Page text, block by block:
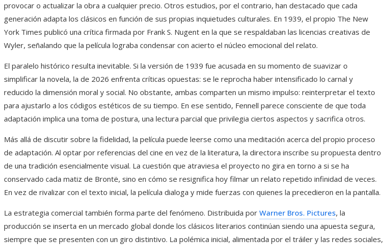
provocar o actualizar la obra a cualquier precio. Otros estudios, por el contrario, han destacado que cada
generación adapta los clásicos en función de sus propias inquietudes culturales. En 1939, el propio The New
York Times publicó una crítica firmada por Frank S. Nugent en la que se respaldaban las licencias creativas de
Wyler, señalando que la película lograba condensar con acierto el núcleo emocional del relato.
El paralelo histórico resulta inevitable. Si la versión de 1939 fue acusada en su momento de suavizar o
simplificar la novela, la de 2026 enfrenta críticas opuestas: se le reprocha haber intensificado lo carnal y
reducido la dimensión moral y social. No obstante, ambas comparten un mismo impulso: reinterpretar el texto
para ajustarlo a los códigos estéticos de su tiempo. En ese sentido, Fennell parece consciente de que toda
adaptación implica una toma de postura, una lectura parcial que privilegia ciertos aspectos y sacrifica otros.
Más allá de discutir sobre la fidelidad, la película puede leerse como una meditación acerca del propio proceso
de adaptación. Al optar por referencias del cine en vez de la literatura, la directora inscribe su propuesta dentro
de una tradición esencialmente visual. La cuestión que atraviesa el proyecto no gira en torno a si se ha
conservado cada matiz de Brontë, sino en cómo se resignifica hoy filmar un relato repetido infinidad de veces.
En vez de rivalizar con el texto inicial, la película dialoga y mide fuerzas con quienes la precedieron en la pantalla.
La estrategia comercial también forma parte del fenómeno. Distribuida por Warner Bros. Pictures, la
producción se inserta en un mercado global donde los clásicos literarios continúan siendo una apuesta segura,
siempre que se presenten con un giro distintivo. La polémica inicial, alimentada por el tráiler y las redes sociales,